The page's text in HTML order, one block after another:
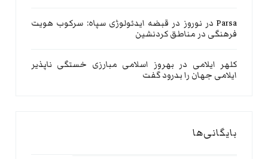
Parsa در نوروز در قبضه ایدئولوژی سپاه: سرکوب هویت
فرهنگی در مناطق کردنشین
کلهر ایلامی در بهروز اسلامی مبارزی خستگی ناپذیر
ایلامی جهان را بدرود گفت
بایگانی‌ها